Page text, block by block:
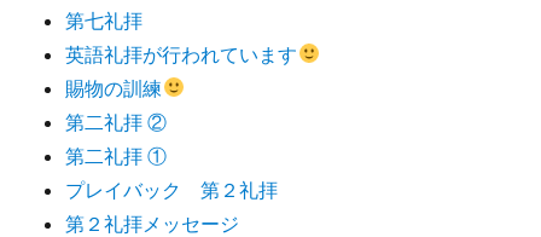
第七礼拝
英語礼拝が行われています
賜物の訓練
第二礼拝 ②
第二礼拝 ①
プレイバック 第２礼拝
第２礼拝メッセージ